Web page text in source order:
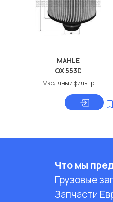
MAHLE
OX 553D
Масляный фильтр
Что мы
Грузовые
Запчасти